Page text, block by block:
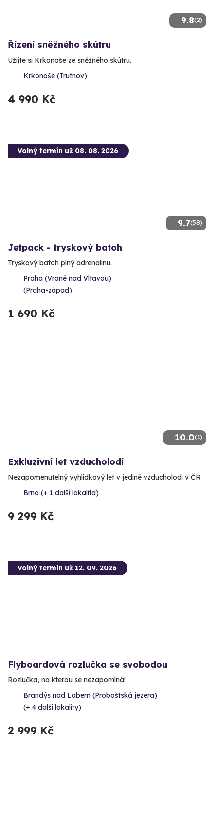
9.8(2)
Řízení sněžného skútru
Užijte si Krkonoše ze sněžného skútru.
Krkonoše (Trutnov)
4 990 Kč
9.7(58)
Volný termín už 08. 08. 2026
Jetpack - tryskový batoh
Tryskový batoh plný adrenalinu.
Praha (Vrané nad Vltavou)
(Praha-západ)
1 690 Kč
10.0(1)
Exkluzivní let vzducholodí
Nezapomenutelný vyhlídkový let v jediné vzducholodi v ČR
Brno (+ 1 další lokalita)
9 299 Kč
Volný termín už 12. 09. 2026
Flyboardová rozlučka se svobodou
Rozlučka, na kterou se nezapomíná!
Brandýs nad Labem (Proboštská jezera)
(+ 4 další lokality)
2 999 Kč